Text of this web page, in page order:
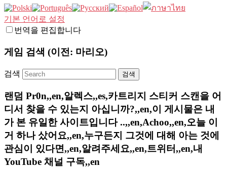
기본 언어로 설정
번역을 편집합니다
게임 검색 (이전: 마리오)
검색
랜덤 Pr0n,,en,알렉스,,es,카트리지 스티커 스캔을 어
디서 찾을 수 있는지 아십니까?,,en,이 게시물은 내
가 본 유일한 사이트입니다 ..,,en,Achoo,,en,오늘 이
거 하나 샀어요,,en,누구든지 그것에 대해 아는 것에
관심이 있다면,,en,알려주세요,,en,트위터,,en,내
YouTube 채널 구독,,en